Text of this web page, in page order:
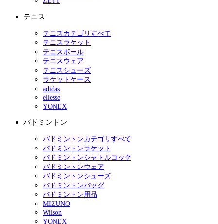
テニス
テニスカテゴリすべて
テニスラケット
テニスボール
テニスウェア
テニスシューズ
ラケットケース
adidas
ellesse
YONEX
バドミントン
バドミントンカテゴリすべて
バドミントンラケット
バドミントンシャトルコック
バドミントンウェア
バドミントンシューズ
バドミントンバッグ
バドミントン用品
MIZUNO
Wilson
YONEX